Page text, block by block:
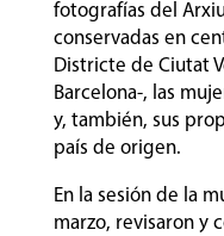
fotografías del
conservadas en
Districte de Ciutat
Barcelona-, las
y, también, sus
país de origen.
En la sesión de la
marzo, revisaron y